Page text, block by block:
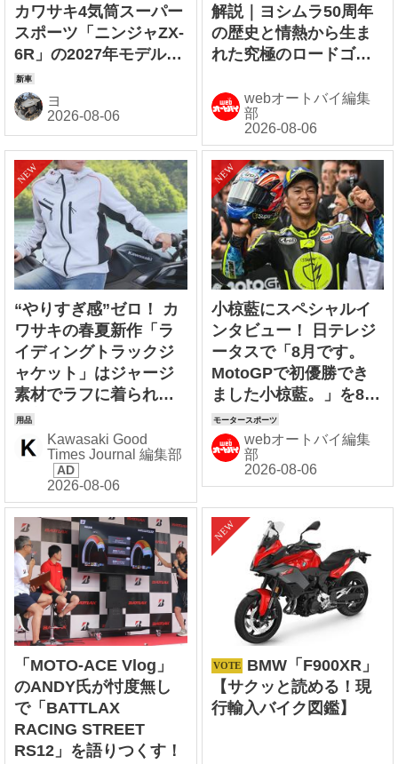
カワサキ4気筒スーパー
スポーツ「ニンジャZX-
6R」の2027年モデルを
発表、2気筒ニンジャも
出たよ【海外】
ヨ
解説｜ヨシムラ50周年
の歴史と情熱から生ま
れた究極のロードゴー
シムラ伝】
webオートバイ編集
部
“やりすぎ感”ゼロ！ カ
ワサキの春夏新作「ラ
イディングトラックジ
ャケット」はジャージ
素材でラフに着られる
【着用レビュー】
Kawasaki Good
Times Journal 編集部
小椋藍にスペシャルイ
ンタビュー！ 日テレジ
ータスで「8月です。
MotoGPで初優勝でき
ました小椋藍。」を8/6
オンエア
webオートバイ編集
部
「MOTO-ACE Vlog」
のANDY氏が忖度無し
で「BATTLAX
RACING STREET
RS12」を語りつくす！
BMW「F900XR」
【サクッと読める！現
行輸入バイク図鑑】